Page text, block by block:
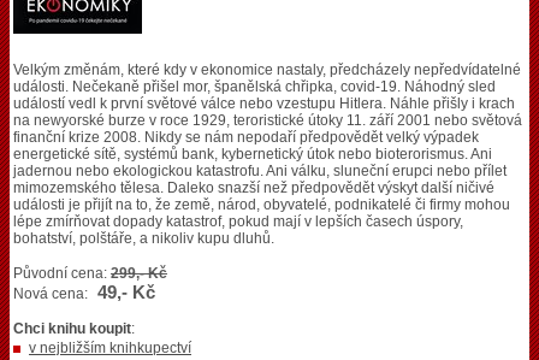
Velkým změnám, které kdy v ekonomice nastaly, předcházely nepředvídatelné
události. Nečekaně přišel mor, španělská chřipka, covid-19. Náhodný sled
událostí vedl k první světové válce nebo vzestupu Hitlera. Náhle přišly i krach
na newyorské burze v roce 1929, teroristické útoky 11. září 2001 nebo světová
finanční krize 2008. Nikdy se nám nepodaří předpovědět velký výpadek
energetické sítě, systémů bank, kybernetický útok nebo bioterorismus. Ani
jadernou nebo ekologickou katastrofu. Ani válku, sluneční erupci nebo přílet
mimozemského tělesa. Daleko snazší než předpovědět výskyt další ničivé
události je přijít na to, že země, národ, obyvatelé, podnikatelé či firmy mohou
lépe zmírňovat dopady katastrof, pokud mají v lepších časech úspory,
bohatství, polštáře, a nikoliv kupu dluhů.
Původní cena: 299,- Kč
Nová cena: 49,- Kč
Chci knihu koupit:
v nejbližším knihkupectví